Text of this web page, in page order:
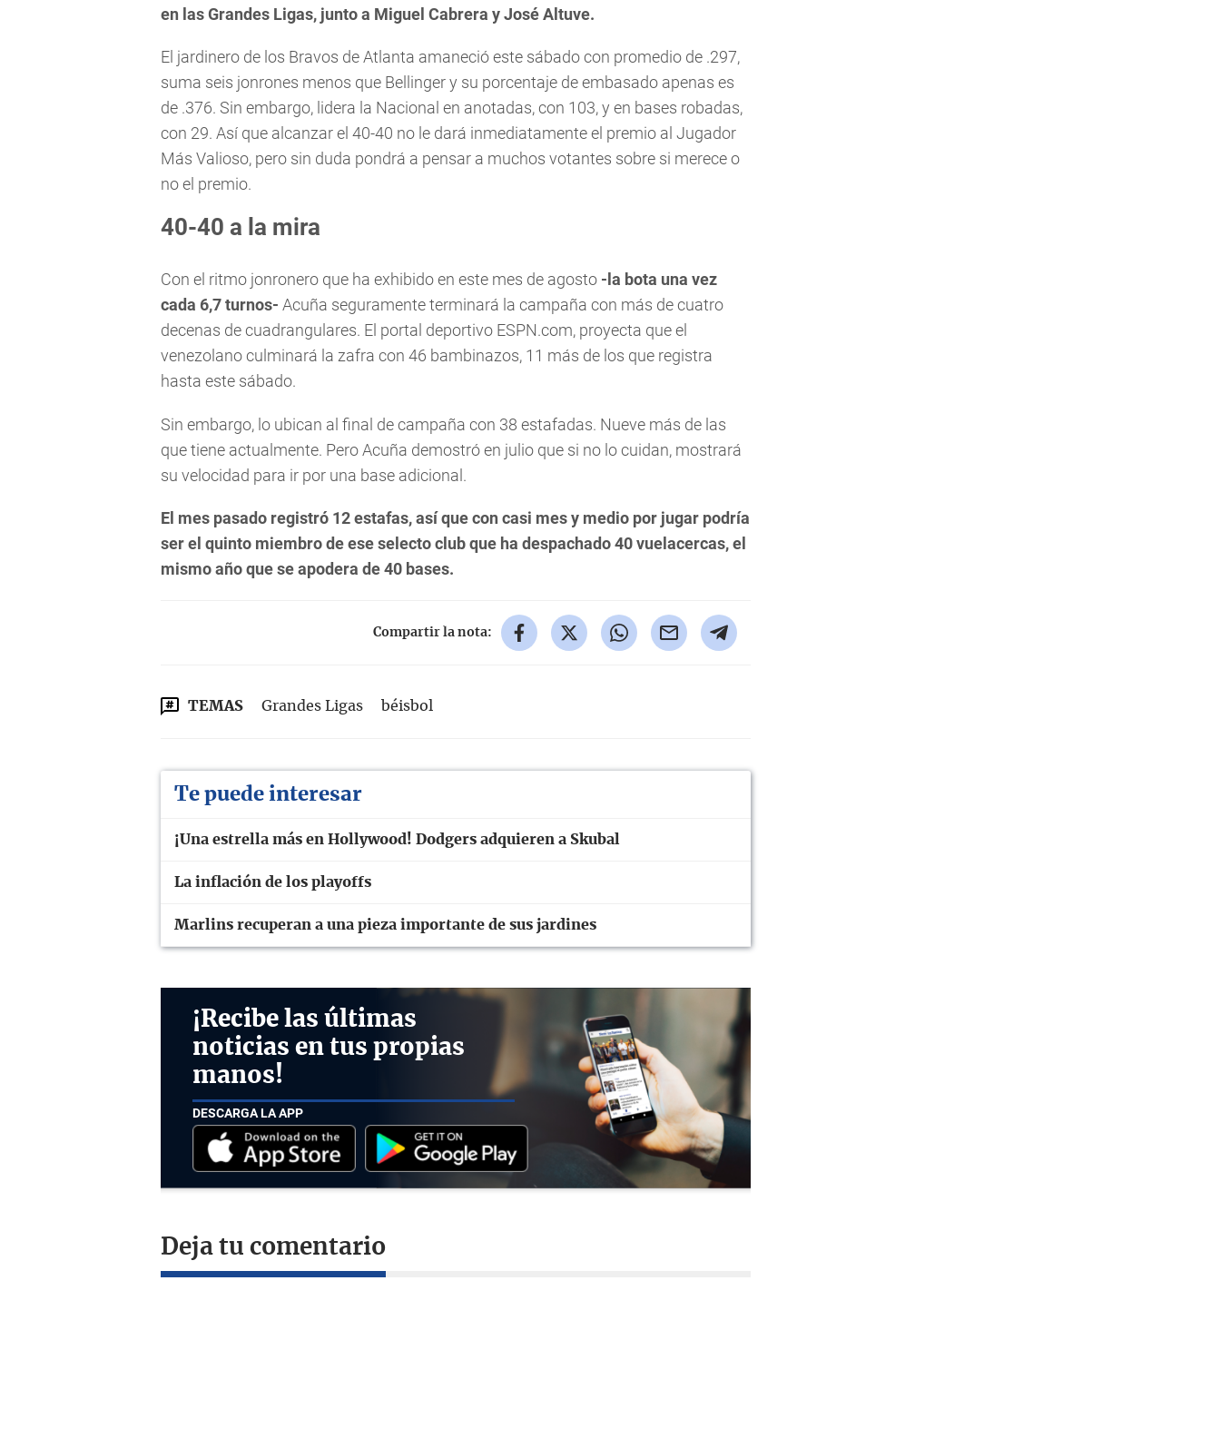
en las Grandes Ligas, junto a Miguel Cabrera y José Altuve.
El jardinero de los Bravos de Atlanta amaneció este sábado con promedio de .297,
suma seis jonrones menos que Bellinger y su porcentaje de embasado apenas es
de .376. Sin embargo, lidera la Nacional en anotadas, con 103, y en bases robadas,
con 29. Así que alcanzar el 40-40 no le dará inmediatamente el premio al Jugador
Más Valioso, pero sin duda pondrá a pensar a muchos votantes sobre si merece o
no el premio.
40-40 a la mira
Con el ritmo jonronero que ha exhibido en este mes de agosto -la bota una vez
cada 6,7 turnos- Acuña seguramente terminará la campaña con más de cuatro
decenas de cuadrangulares. El portal deportivo ESPN.com, proyecta que el
venezolano culminará la zafra con 46 bambinazos, 11 más de los que registra
hasta este sábado.
Sin embargo, lo ubican al final de campaña con 38 estafadas. Nueve más de las
que tiene actualmente. Pero Acuña demostró en julio que si no lo cuidan, mostrará
su velocidad para ir por una base adicional.
El mes pasado registró 12 estafas, así que con casi mes y medio por jugar podría
ser el quinto miembro de ese selecto club que ha despachado 40 vuelacercas, el
mismo año que se apodera de 40 bases.
Compartir la nota:
TEMAS Grandes Ligas béisbol
Te puede interesar
¡Una estrella más en Hollywood! Dodgers adquieren a Skubal
La inflación de los playoffs
Marlins recuperan a una pieza importante de sus jardines
¡Recibe las últimas
noticias en tus propias
manos!
DESCARGA LA APP
Deja tu comentario